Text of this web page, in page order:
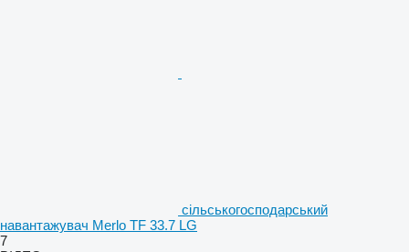
сільськогосподарський
навантажувач Merlo TF 33.7 LG
7